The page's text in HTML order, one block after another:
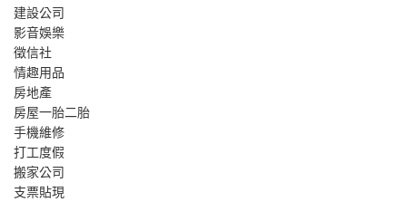
建設公司
影音娛樂
徵信社
情趣用品
房地產
房屋一胎二胎
手機維修
打工度假
搬家公司
支票貼現